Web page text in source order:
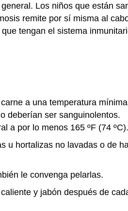
Los niños que están
remite por sí misma al
tengan el sistema
a una temperatura
deberían ser sanguinolentos.
a por lo menos 165 ºF (74 ºC).
u hortalizas no lavadas o de
le convenga pelarlas.
y jabón después de